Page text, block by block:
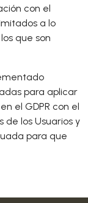
con el
a lo
que son
para aplicar
el GDPR con el
los Usuarios y
para que